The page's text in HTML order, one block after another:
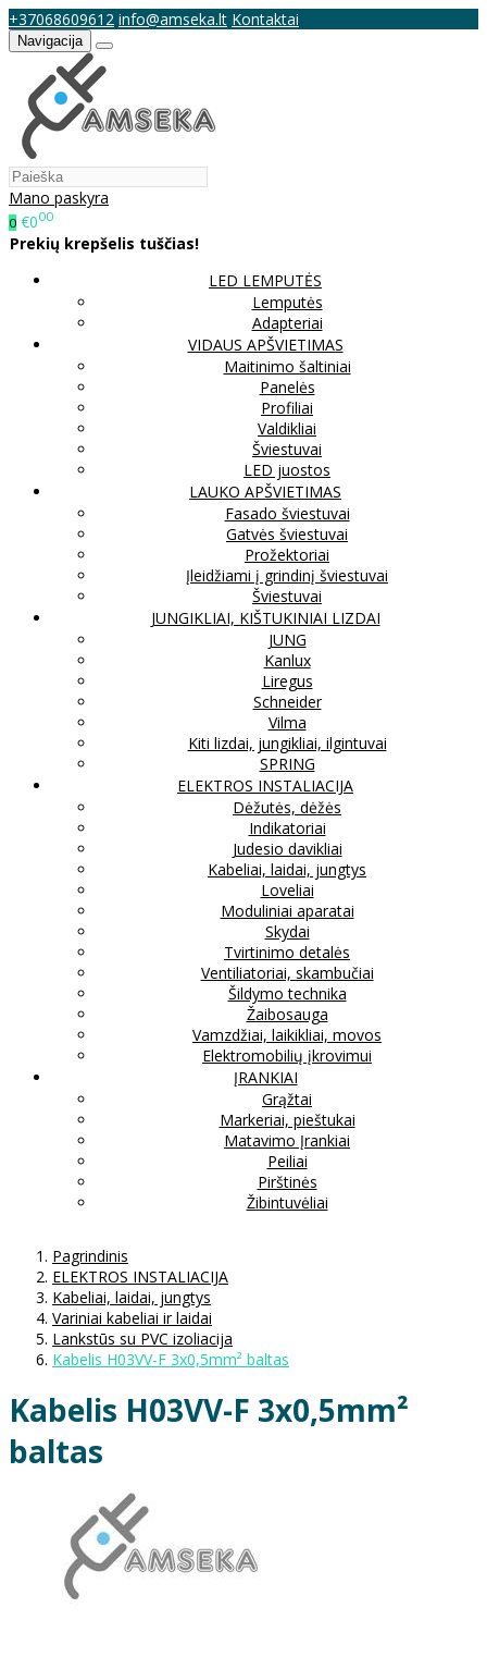
+37068609612 info@amseka.lt Kontaktai
Navigacija
Mano paskyra
0 €000
Prekių krepšelis tuščias!
LED LEMPUTĖS
Lemputės
Adapteriai
VIDAUS APŠVIETIMAS
Maitinimo šaltiniai
Panelės
Profiliai
Valdikliai
Šviestuvai
LED juostos
LAUKO APŠVIETIMAS
Fasado šviestuvai
Gatvės šviestuvai
Prožektoriai
Įleidžiami į grindinį šviestuvai
Šviestuvai
JUNGIKLIAI, KIŠTUKINIAI LIZDAI
JUNG
Kanlux
Liregus
Schneider
Vilma
Kiti lizdai, jungikliai, ilgintuvai
SPRING
ELEKTROS INSTALIACIJA
Dėžutės, dėžės
Indikatoriai
Judesio davikliai
Kabeliai, laidai, jungtys
Loveliai
Moduliniai aparatai
Skydai
Tvirtinimo detalės
Ventiliatoriai, skambučiai
Šildymo technika
Žaibosauga
Vamzdžiai, laikikliai, movos
Elektromobilių įkrovimui
ĮRANKIAI
Grąžtai
Markeriai, pieštukai
Matavimo Įrankiai
Peiliai
Pirštinės
Žibintuvėliai
Pagrindinis
ELEKTROS INSTALIACIJA
Kabeliai, laidai, jungtys
Variniai kabeliai ir laidai
Lankstūs su PVC izoliacija
Kabelis H03VV-F 3x0,5mm² baltas
Kabelis H03VV-F 3x0,5mm²
baltas